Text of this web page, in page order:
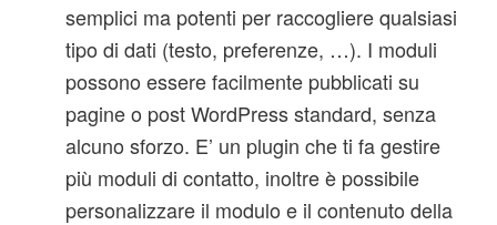
semplici ma potenti per raccogliere qualsiasi
tipo di dati (testo, preferenze, …). I moduli
possono essere facilmente pubblicati su
pagine o post WordPress standard, senza
alcuno sforzo. E’ un plugin che ti fa gestire
più moduli di contatto, inoltre è possibile
personalizzare il modulo e il contenuto della